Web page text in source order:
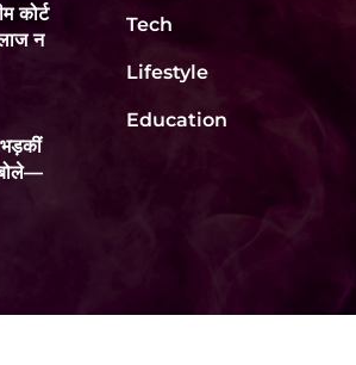
कोर्ट
न
Tech
Lifestyle
Education